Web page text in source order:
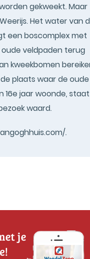
gekweekt. Maar
Het water van
een boscomplex met
veldpaden terug
kweekbomen
plaats waar de oude
16e jaar woonde, staat
waard.
.
je